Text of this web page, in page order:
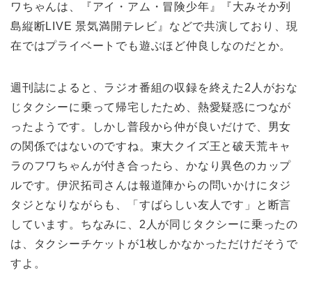
ワちゃんは、『アイ・アム・冒険少年』『大みそか列
島縦断LIVE 景気満開テレビ』などで共演しており、現
在ではプライベートでも遊ぶほど仲良しなのだとか。
週刊誌によると、ラジオ番組の収録を終えた2人がおな
じタクシーに乗って帰宅したため、熱愛疑惑につなが
ったようです。しかし普段から仲が良いだけで、男女
の関係ではないのですね。東大クイズ王と破天荒キャ
ラのフワちゃんが付き合ったら、かなり異色のカップ
ルです。伊沢拓司さんは報道陣からの問いかけにタジ
タジとなりながらも、「すばらしい友人です」と断言
しています。ちなみに、2人が同じタクシーに乗ったの
は、タクシーチケットが1枚しかなかっただけだそうで
すよ。